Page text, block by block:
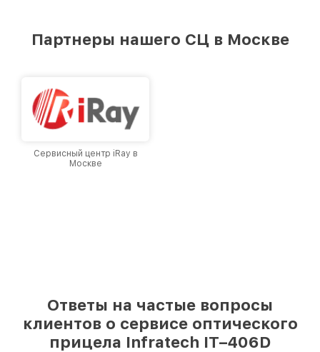
лучшим сервисным центром Infratech в
Партнеры нашего СЦ в Москве
Сервисный центр iRay в
Москве
Ответы на частые вопросы
клиентов о сервисе оптического
прицела Infratech IT–406D